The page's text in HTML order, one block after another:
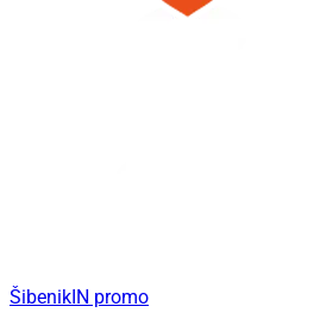
ŠibenikIN promo